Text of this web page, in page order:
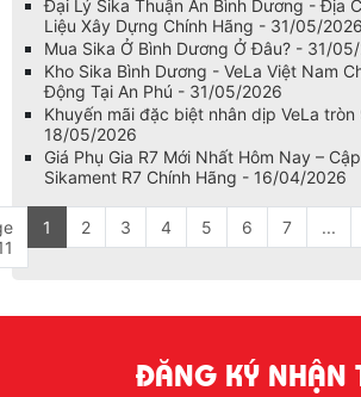
Đại Lý Sika Thuận An Bình Dương - Địa
Liệu Xây Dựng Chính Hãng - 31/05/2026
Mua Sika Ở Bình Dương Ở Đâu? - 31/
Kho Sika Bình Dương - VeLa Việt Nam
Động Tại An Phú - 31/05/2026
Khuyến mãi đặc biệt nhân dịp VeLa
18/05/2026
Giá Phụ Gia R7 Mới Nhất Hôm Nay –
Sikament R7 Chính Hãng - 16/04/2026
1 2 3 4 5 6 7 ...
ĐĂNG KÝ NHẬN